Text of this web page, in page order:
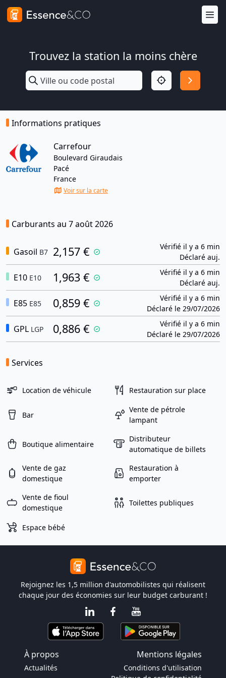
Trouvez la station la moins chère
Informations pratiques
Carrefour
Boulevard Giraudais
Pacé
France
Voir sur la carte
Carburants au 7 août 2026
Gasoil B7 2,157 €
Vérifié il y a 6 min
Déclaré auj.
E10 E10 1,963 €
Vérifié il y a 6 min
Déclaré auj.
E85 E85 0,859 €
Vérifié il y a 6 min
Déclaré le 29/07/2026
GPL LGP 0,886 €
Vérifié il y a 6 min
Déclaré le 29/07/2026
Services
Location de véhicule Restauration sur place
Bar
Vente de pétrole
lampant
Boutique alimentaire
Distributeur
automatique de billets
Vente de gaz
domestique
Restauration à
emporter
Vente de fioul
domestique
Toilettes publiques
Espace bébé
Rejoignez les 1,5 million d'automobilistes qui réalisent
chaque jour des économies sur leur budget carburant !
À propos Mentions légales
Actualités
Conditions d'utilisation